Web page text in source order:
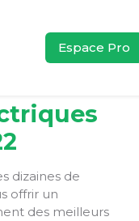
Espace Pro
dizaines de
offrir un
des meilleurs